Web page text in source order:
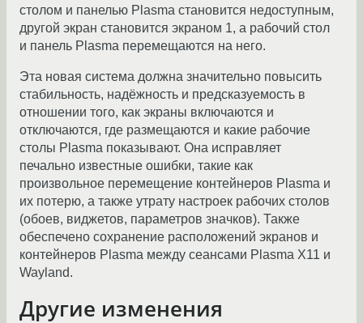
столом и панелью Plasma становится недоступным,
другой экран становится экраном 1, а рабочий стол
и панель Plasma перемещаются на него.
Эта новая система должна значительно повысить
стабильность, надёжность и предсказуемость в
отношении того, как экраны включаются и
отключаются, где размещаются и какие рабочие
столы Plasma показывают. Она исправляет
печально известные ошибки, такие как
произвольное перемещение контейнеров Plasma и
их потерю, а также утрату настроек рабочих столов
(обоев, виджетов, параметров значков). Также
обеспечено сохранение расположений экранов и
контейнеров Plasma между сеансами Plasma X11 и
Wayland.
Другие изменения